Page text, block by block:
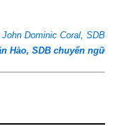
Dominic Coral, SDB
Hào, SDB chuyển ngữ